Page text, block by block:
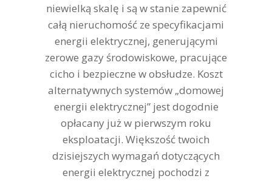
niewielką skalę i są w stanie zapewnić
całą nieruchomość ze specyfikacjami
energii elektrycznej, generującymi
zerowe gazy środowiskowe, pracujące
cicho i bezpieczne w obsłudze. Koszt
alternatywnych systemów „domowej
energii elektrycznej” jest dogodnie
opłacany już w pierwszym roku
eksploatacji. Większość twoich
dzisiejszych wymagań dotyczących
energii elektrycznej pochodzi z